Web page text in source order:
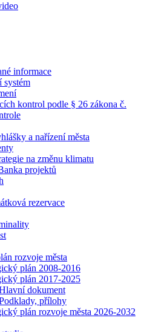
informace
systém
kontrol podle § 26 zákona č.
a nařízení města
na změnu klimatu
projektů
rezervace
rozvoje města
plán 2008-2016
plán 2017-2025
dokument
přílohy
plán rozvoje města 2026-2032